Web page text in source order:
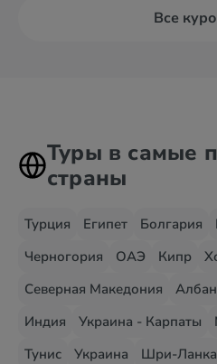
Все
Туры в самые
страны
Турция Египет Болгария
Черногория
ОАЭ Кипр
Северная Македония
Индия
Украина - Карпаты
Тунис
Украина Шри-Ланка